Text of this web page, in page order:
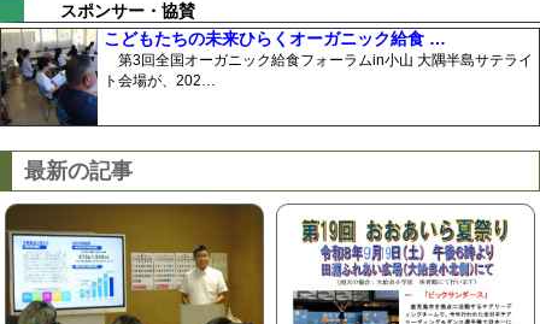
スポンサー・協賛
こどもたちの未来ひらくオーガニック給食 …
第3回全国オーガニック給食フォーラムin小山 大隅半島サテライ
ト会場が、202…
最新の記事